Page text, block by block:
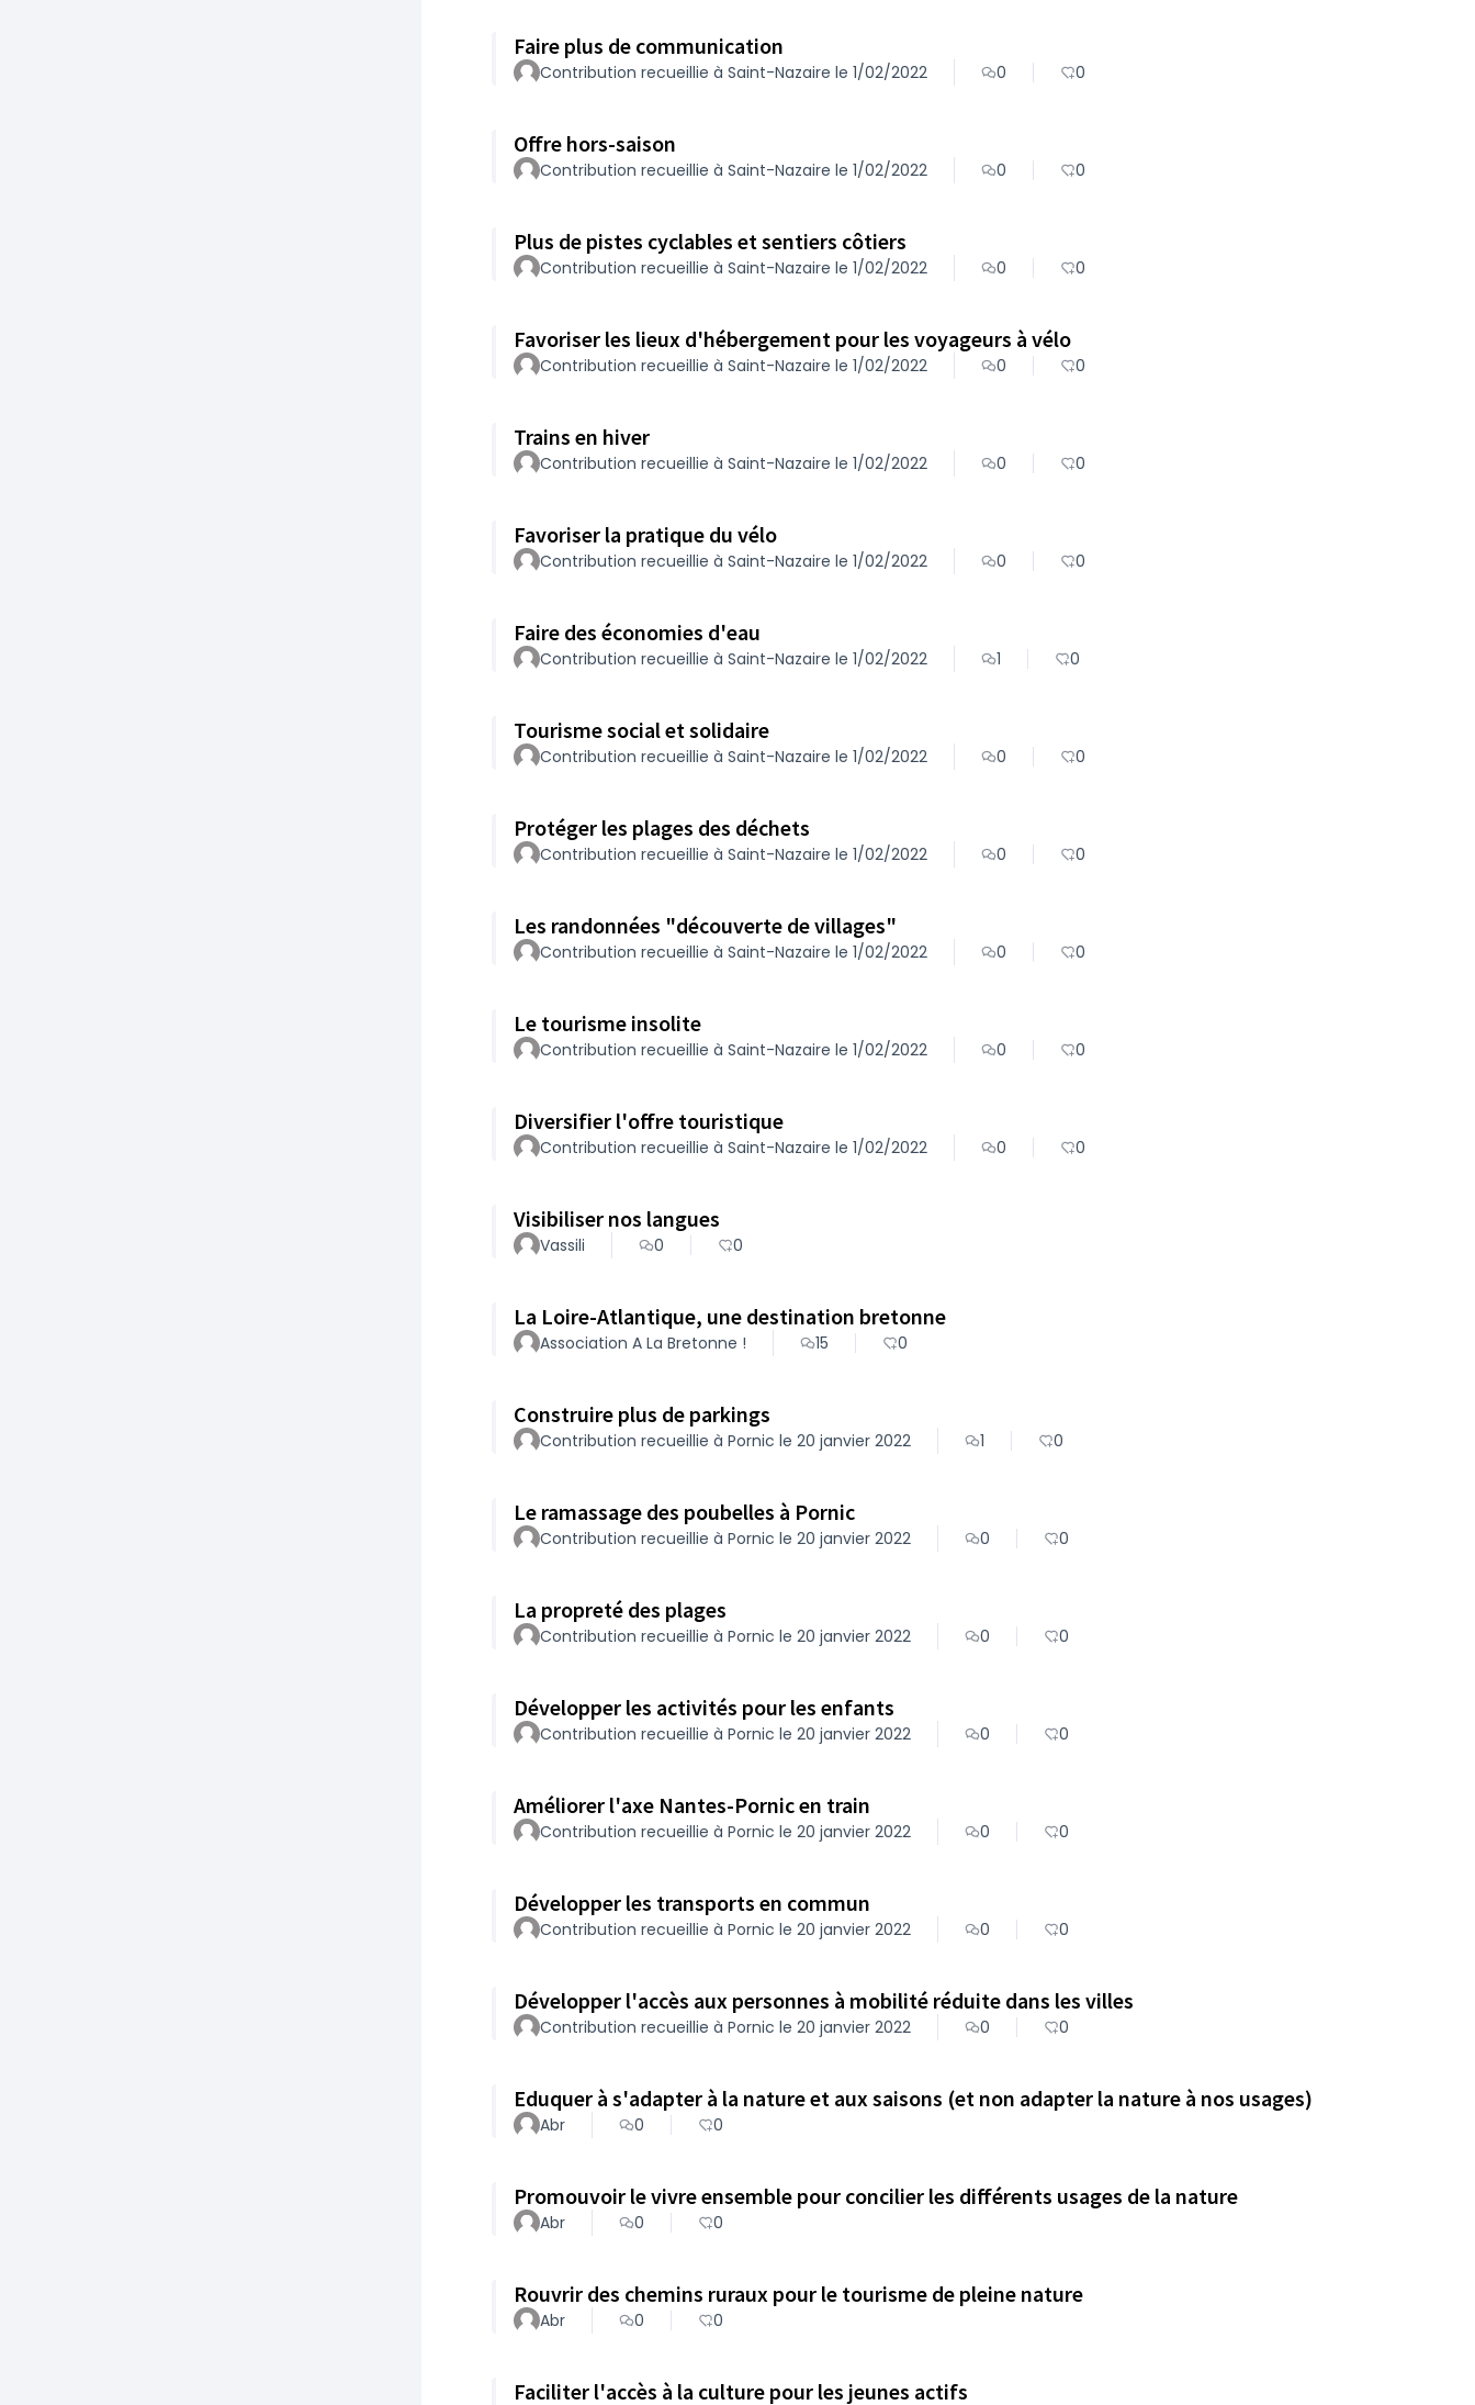
Faire plus de communication
Contribution recueillie à Saint-Nazaire le 1/02/2022 0 0
Offre hors-saison
Contribution recueillie à Saint-Nazaire le 1/02/2022 0 0
Plus de pistes cyclables et sentiers côtiers
Contribution recueillie à Saint-Nazaire le 1/02/2022 0 0
Favoriser les lieux d'hébergement pour les voyageurs à vélo
Contribution recueillie à Saint-Nazaire le 1/02/2022 0 0
Trains en hiver
Contribution recueillie à Saint-Nazaire le 1/02/2022 0 0
Favoriser la pratique du vélo
Contribution recueillie à Saint-Nazaire le 1/02/2022 0 0
Faire des économies d'eau
Contribution recueillie à Saint-Nazaire le 1/02/2022 1 0
Tourisme social et solidaire
Contribution recueillie à Saint-Nazaire le 1/02/2022 0 0
Protéger les plages des déchets
Contribution recueillie à Saint-Nazaire le 1/02/2022 0 0
Les randonnées "découverte de villages"
Contribution recueillie à Saint-Nazaire le 1/02/2022 0 0
Le tourisme insolite
Contribution recueillie à Saint-Nazaire le 1/02/2022 0 0
Diversifier l'offre touristique
Contribution recueillie à Saint-Nazaire le 1/02/2022 0 0
Visibiliser nos langues
Vassili 0 0
La Loire-Atlantique, une destination bretonne
Association A La Bretonne ! 15 0
Construire plus de parkings
Contribution recueillie à Pornic le 20 janvier 2022 1 0
Le ramassage des poubelles à Pornic
Contribution recueillie à Pornic le 20 janvier 2022 0 0
La propreté des plages
Contribution recueillie à Pornic le 20 janvier 2022 0 0
Développer les activités pour les enfants
Contribution recueillie à Pornic le 20 janvier 2022 0 0
Améliorer l'axe Nantes-Pornic en train
Contribution recueillie à Pornic le 20 janvier 2022 0 0
Développer les transports en commun
Contribution recueillie à Pornic le 20 janvier 2022 0 0
Développer l'accès aux personnes à mobilité réduite dans les villes
Contribution recueillie à Pornic le 20 janvier 2022 0 0
Eduquer à s'adapter à la nature et aux saisons (et non adapter la nature à nos usages)
Abr 0 0
Promouvoir le vivre ensemble pour concilier les différents usages de la nature
Abr 0 0
Rouvrir des chemins ruraux pour le tourisme de pleine nature
Abr 0 0
Faciliter l'accès à la culture pour les jeunes actifs